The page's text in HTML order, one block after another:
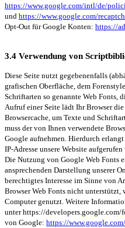
https://www.google.com/intl/de/
und https://www.google.com/
Opt-Out für Google Konten: https://
3.4 Verwendung von
Diese Seite nutzt gegebenenfalls
grafischen Oberfläche, dem
Schriftarten so genannte Web Fonts,
Aufruf einer Seite lädt Ihr Browser
Browsercache, um Texte und
muss der von Ihnen verwendete
Google aufnehmen. Hierdurch
IP-Adresse unsere Website aufgerufen
Die Nutzung von Google Web Fonts
ansprechenden Darstellung unserer
berechtigtes Interesse im Sinne von
Browser Web Fonts nicht
Computer genutzt. Weitere
unter https://developers.google.com/
von Google: https://